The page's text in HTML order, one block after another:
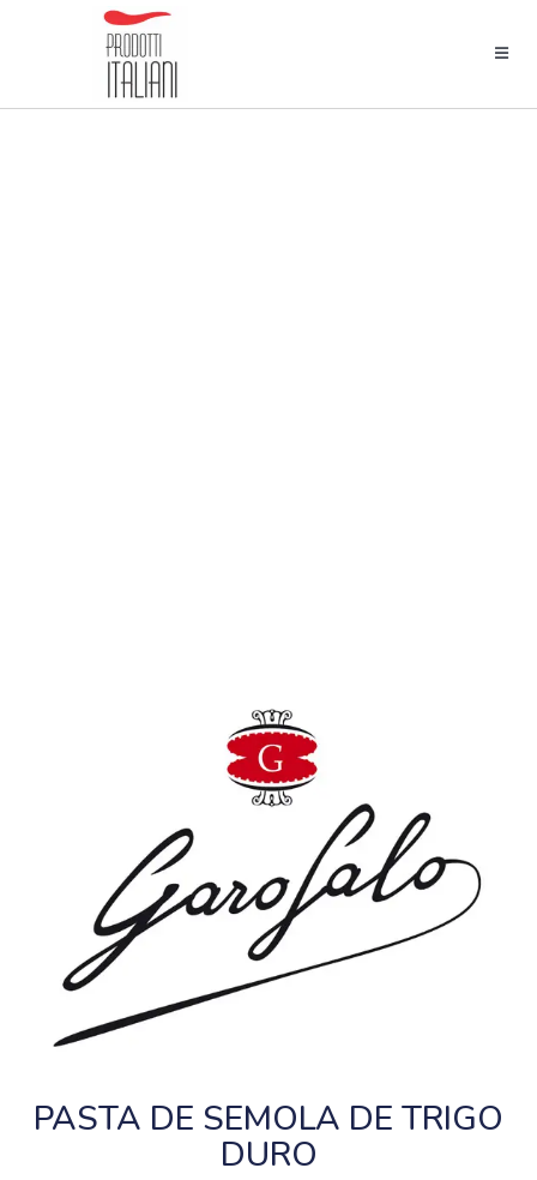
PASTA DE SEMOLA DE TRIGO
DURO